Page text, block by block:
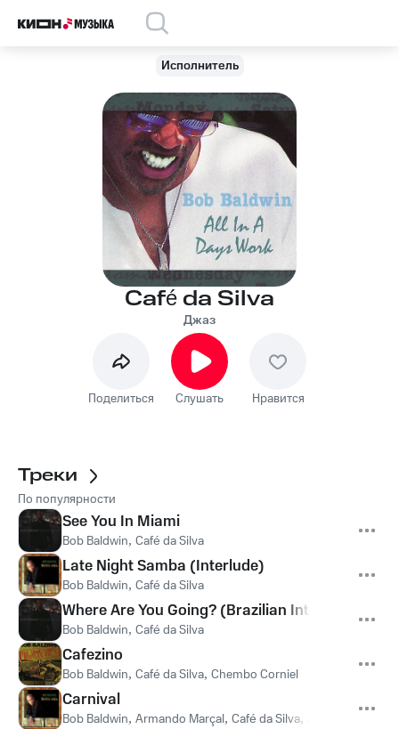
Исполнитель
Café da Silva
Джаз
Поделиться Слушать Нравится
Треки
По популярности
See You In Miami
Bob Baldwin, Café da Silva
Late Night Samba (Interlude)
Bob Baldwin, Café da Silva
Where Are You Going? (Brazilian Interlude)
Bob Baldwin, Café da Silva
Cafezino
Bob Baldwin, Café da Silva, Chembo Corniel
Carnival
Bob Baldwin, Armando Marçal, Café da Silva,